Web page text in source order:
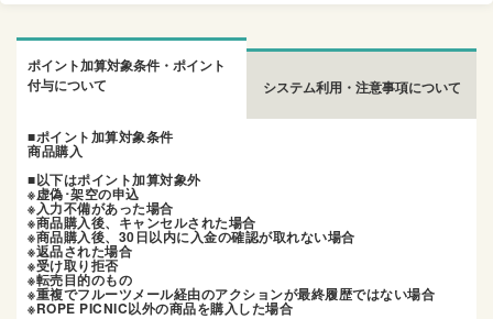
ポイント加算対象条件・ポイント
付与について
システム利用・注意事項について
■ポイント加算対象条件
商品購入
■以下はポイント加算対象外
※虚偽･架空の申込
※入力不備があった場合
※商品購入後、キャンセルされた場合
※商品購入後、30日以内に入金の確認が取れない場合
※返品された場合
※受け取り拒否
※転売目的のもの
※重複でフルーツメール経由のアクションが最終履歴ではない場合
※ROPE PICNIC以外の商品を購入した場合